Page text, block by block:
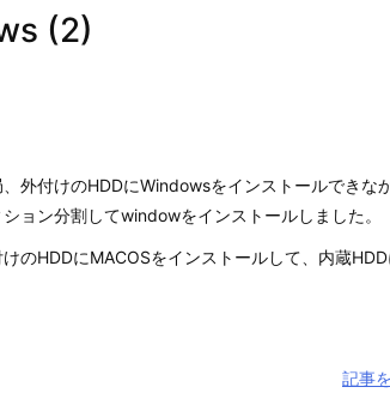
(2)
外付けのHDDにWindowsをインストールできな
ション分割してwindowをインストールしました。
のHDDにMACOSをインストールして、内蔵
記事